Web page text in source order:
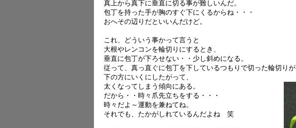
真上から真下に垂直に切る事が難しいんだ。
包丁を持った手が胸のすぐ下にくるからね・・・
おへその辺りだといいんだけど。
これ、どういう事かって言うと
大根やレンコンを輪切りにするとき、
垂直に包丁が下ろせない・・少し斜めになる。
従って、真っ直ぐに包丁を下しているつもりで切った輪切りが
下の方にいくにしたがって、
太くなってしまう傾向にある。
だから・・時々爪先立ちをする・・・
時々だよ～運動を兼ねてね。
それでも、たかがしれているんだよね 笑